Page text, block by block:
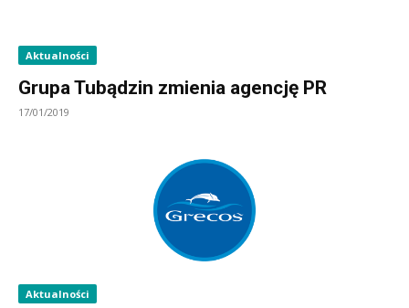
Aktualności
Grupa Tubądzin zmienia agencję PR
17/01/2019
Aktualności